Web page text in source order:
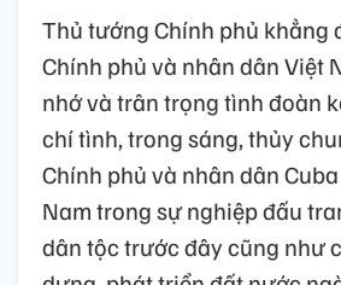
Thủ tướng Chính phủ khẳng
Chính phủ và nhân dân Việt
nhớ và trân trọng tình đoàn
chí tình, trong sáng, thủy
Chính phủ và nhân dân
Nam trong sự nghiệp đấu
dân tộc trước đây cũng như